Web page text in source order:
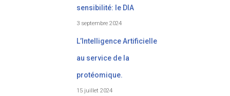
sensibilité: le DIA
3 septembre 2024
L’Intelligence Artificielle
au service de la
protéomique.
15 juillet 2024